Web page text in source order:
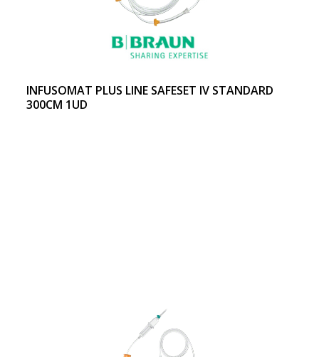
INFUSOMAT PLUS LINE SAFESET IV STANDARD
300CM 1UD